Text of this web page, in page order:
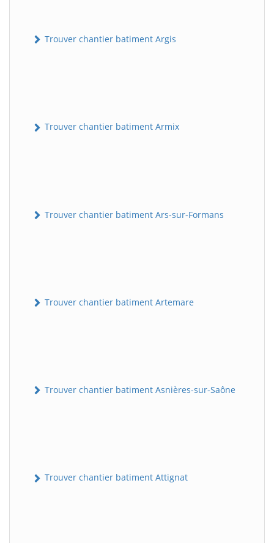
Trouver chantier batiment Argis
Trouver chantier batiment Armix
Trouver chantier batiment Ars-sur-Formans
Trouver chantier batiment Artemare
Trouver chantier batiment Asnières-sur-Saône
Trouver chantier batiment Attignat